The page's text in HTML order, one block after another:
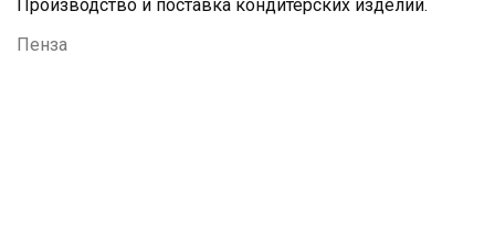
Производство и поставка кондитерских изделий.
Пенза